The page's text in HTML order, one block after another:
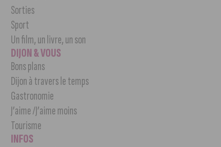
Sorties
Sport
Un film, un livre, un son
DIJON & VOUS
Bons plans
Dijon à travers le temps
Gastronomie
J’aime /J’aime moins
Tourisme
INFOS